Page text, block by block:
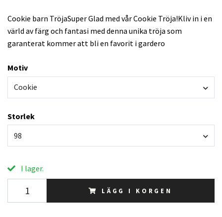
Cookie barn TröjaSuper Glad med vår Cookie Tröja!Kliv in i en
värld av färg och fantasi med denna unika tröja som
garanterat kommer att bli en favorit i gardero
Motiv
Cookie
Storlek
98
I lager.
LÄGG I KORGEN